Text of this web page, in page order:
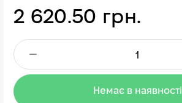
2 620.50 грн.
Немає в наявності